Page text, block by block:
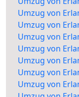
Umzug von
Umzug von
Umzug von
Umzug von
Umzug von
Umzug von
Umzug von